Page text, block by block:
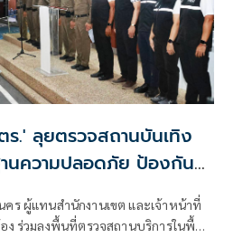
.' ลุยตรวจสถานบันเทิง
นความปลอดภัย ป้องกัน
ร ผู้แทนสำนักงานเขต และเจ้าหน้าที่
ง ร่วมลงพื้นที่ตรวจสถานบริการในพื้นที่